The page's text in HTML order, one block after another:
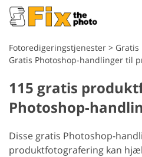
Fotoredigeringstjenester >
Gratis Photoshop-handlinger til
115 gratis
Photoshop-
Disse gratis Photoshop-
produktfotografering kan